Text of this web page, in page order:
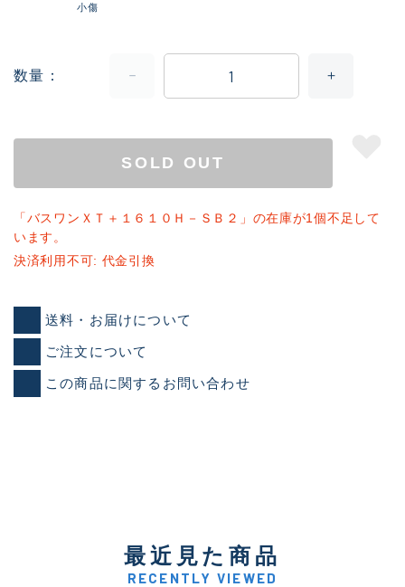
小傷
数量
SOLD OUT
「バスワンＸＴ＋１６１０Ｈ－ＳＢ２」の在庫が1個不足して
います。
決済利用不可: 代金引換
送料・お届けについて
ご注文について
この商品に関するお問い合わせ
最近見た商品
RECENTLY VIEWED